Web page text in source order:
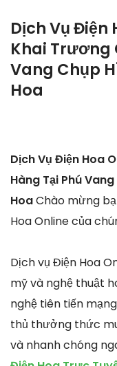
Dịch Vụ Điện
Khai Trương
Vang Chụp
Hoa
Dịch Vụ Điện Hoa
Hàng Tại Phú
HoaChào mừng
Hoa Online của
Dịch vụ Điện Hoa
mỹ và nghệ thuật
nghệ tiên tiến
thủ thưởng thức
và nhanh chóng